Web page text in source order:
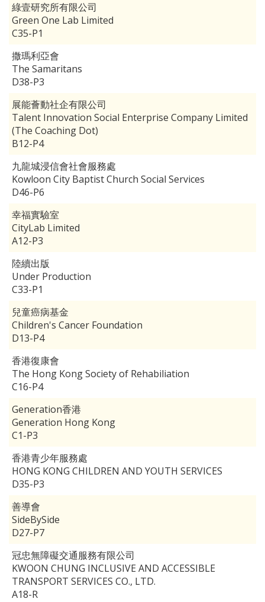
綠壹研究所有限公司
Green One Lab Limited
C35-P1
撒瑪利亞會
The Samaritans
D38-P3
展能薈動社企有限公司
Talent Innovation Social Enterprise Company Limited
(The Coaching Dot)
B12-P4
九龍城浸信會社會服務處
Kowloon City Baptist Church Social Services
D46-P6
幸福實驗室
CityLab Limited
A12-P3
陸續出版
Under Production
C33-P1
兒童癌病基金
Children's Cancer Foundation
D13-P4
香港復康會
The Hong Kong Society of Rehabiliation
C16-P4
Generation香港
Generation Hong Kong
C1-P3
香港青少年服務處
HONG KONG CHILDREN AND YOUTH SERVICES
D35-P3
善導會
SideBySide
D27-P7
冠忠無障礙交通服務有限公司
KWOON CHUNG INCLUSIVE AND ACCESSIBLE
TRANSPORT SERVICES CO., LTD.
A18-R